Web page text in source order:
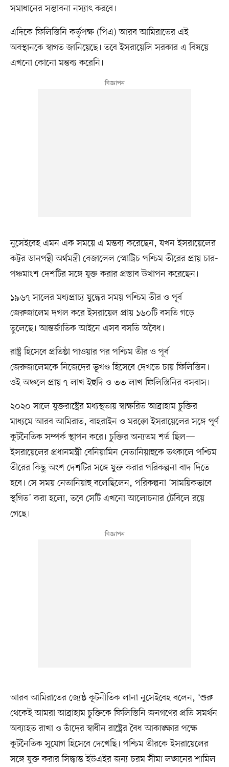
সমাধানের সম্ভাবনা নস্যাৎ করবে।
এদিকে ফিলিস্তিনি কর্তৃপক্ষ (পিএ) আরব আমিরাতের এই
অবস্থানকে স্বাগত জানিয়েছে। তবে ইসরায়েলি সরকার এ বিষয়ে
এখনো কোনো মন্তব্য করেনি।
নুসেইবেহ এমন এক সময়ে এ মন্তব্য করেছেন, যখন ইসরায়েলের
কট্টর ডানপন্থী অর্থমন্ত্রী বেজালেল স্মোট্রিচ পশ্চিম তীরের প্রায় চার-
পঞ্চমাংশ দেশটির সঙ্গে যুক্ত করার প্রস্তাব উত্থাপন করেছেন।
১৯৬৭ সালের মধ্যপ্রাচ্য যুদ্ধের সময় পশ্চিম তীর ও পূর্ব
জেরুজালেম দখল করে ইসরায়েল প্রায় ১৬০টি বসতি গড়ে
তুলেছে। আন্তর্জাতিক আইনে এসব বসতি অবৈধ।
রাষ্ট্র হিসেবে প্রতিষ্ঠা পাওয়ার পর পশ্চিম তীর ও পূর্ব
জেরুজালেমকে নিজেদের ভূখণ্ড হিসেবে দেখতে চায় ফিলিস্তিন।
ওই অঞ্চলে প্রায় ৭ লাখ ইহুদি ও ৩৩ লাখ ফিলিস্তিনির বসবাস।
২০২০ সালে যুক্তরাষ্ট্রের মধ্যস্থতায় স্বাক্ষরিত আব্রাহাম চুক্তির
মাধ্যমে আরব আমিরাত, বাহরাইন ও মরক্কো ইসরায়েলের সঙ্গে পূর্ণ
কূটনৈতিক সম্পর্ক স্থাপন করে। চুক্তির অন্যতম শর্ত ছিল—
ইসরায়েলের প্রধানমন্ত্রী বেনিয়ামিন নেতানিয়াহুকে তৎকালে পশ্চিম
তীরের কিছু অংশ দেশটির সঙ্গে যুক্ত করার পরিকল্পনা বাদ দিতে
হবে। সে সময় নেতানিয়াহু বলেছিলেন, পরিকল্পনা ‘সাময়িকভাবে
স্থগিত’ করা হলো, তবে সেটি এখনো আলোচনার টেবিলে রয়ে
গেছে।
আরব আমিরাতের জ্যেষ্ঠ কূটনীতিক লানা নুসেইবেহ বলেন, ‘শুরু
থেকেই আমরা আব্রাহাম চুক্তিকে ফিলিস্তিনি জনগণের প্রতি সমর্থন
অব্যাহত রাখা ও তাঁদের স্বাধীন রাষ্ট্রের বৈধ আকাঙ্ক্ষার পক্ষে
কূটনৈতিক সুযোগ হিসেবে দেখেছি। পশ্চিম তীরকে ইসরায়েলের
সঙ্গে যুক্ত করার সিদ্ধান্ত ইউএইর জন্য চরম সীমা লঙ্ঘনের শামিল